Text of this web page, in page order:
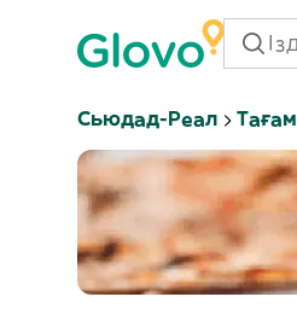
Сьюдад-Реал Тағам